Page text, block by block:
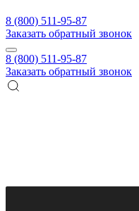
8 (800) 511-95-87
Заказать обратный звонок
8 (800) 511-95-87
Заказать обратный звонок